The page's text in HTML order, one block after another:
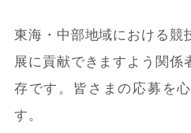
東海・中部地域における競
展に貢献できますよう関係
存です。皆さまの応募を
す。